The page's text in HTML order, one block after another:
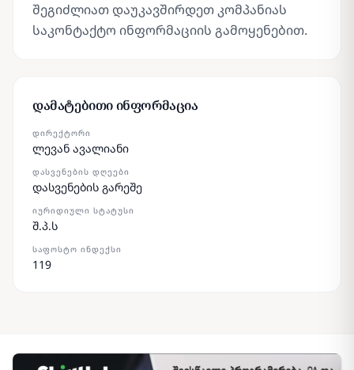
შეგიძლიათ დაუკავშირდეთ კომპანიას
საკონტაქტო ინფორმაციის გამოყენებით.
დამატებითი ინფორმაცია
ᲓᲘᲠᲔᲥᲢᲝᲠᲘ
ლევან ავალიანი
ᲓᲐᲡᲕᲔᲜᲔᲑᲘᲡ ᲓᲦᲔᲔᲑᲘ
დასვენების გარეშე
ᲘᲣᲠᲘᲓᲘᲣᲚᲘ ᲡᲢᲐᲢᲣᲡᲘ
შ.პ.ს
ᲡᲐᲤᲝᲡᲢᲝ ᲘᲜᲓᲔᲥᲡᲘ
119